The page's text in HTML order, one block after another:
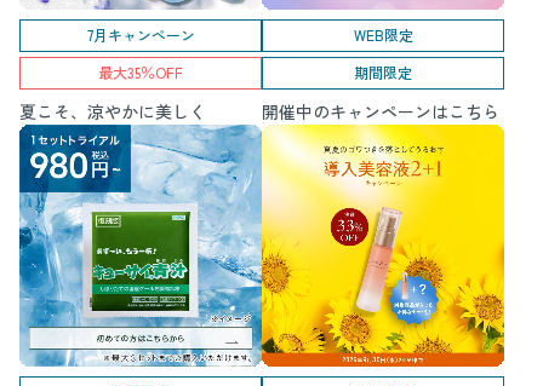
7月キャンペーン
最大35％OFF
夏こそ、涼やかに美しく
WEB限定
期間限定
開催中のキャンペーンはこちら